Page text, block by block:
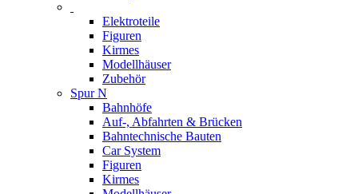
Elektroteile
Figuren
Kirmes
Modellhäuser
Zubehör
Spur N
Bahnhöfe
Auf-, Abfahrten & Brücken
Bahntechnische Bauten
Car System
Figuren
Kirmes